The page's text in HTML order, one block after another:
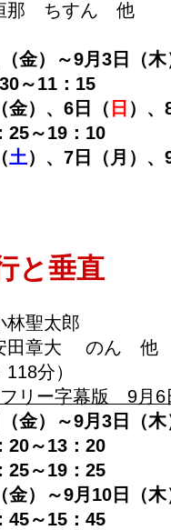
那 ちすん 他
金）～9月3日（木
～11：15
金）、6日（ 日 ）、
～19：10
土）、7日（月）、
と垂直
聖太郎
田章大 のん 他
118分）
リー字幕版 9月6
金）～9月3日（木
～13：20
～19：25
金）～9月10日（木
～15：45